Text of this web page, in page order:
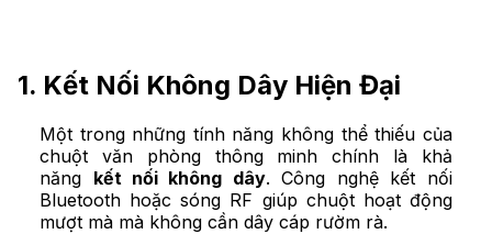
1. Kết Nối Không Dây Hiện Đại
Một trong những tính năng không thể thiếu của
chuột văn phòng thông minh chính là khả
năng kết nối không dây. Công nghệ kết nối
Bluetooth hoặc sóng RF giúp chuột hoạt động
mượt mà mà không cần dây cáp rườm rà.